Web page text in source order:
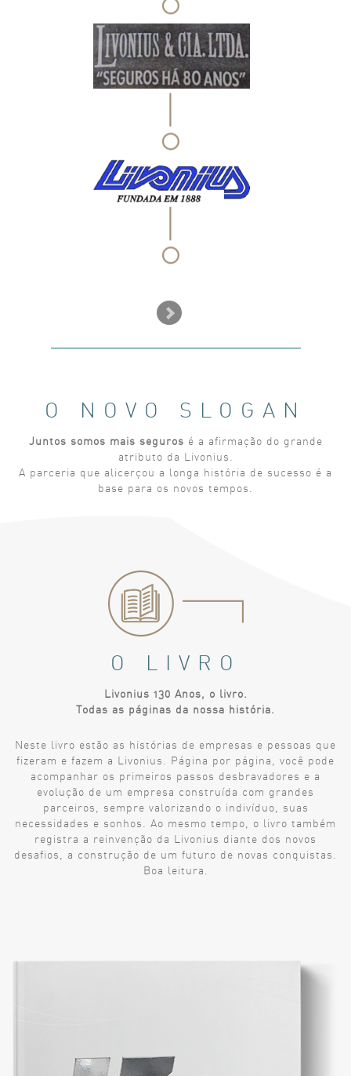
O NOVO SLOGAN
Juntos somos mais seguros é a afirmação do grande
atributo da Livonius.
A parceria que alicerçou a longa história de sucesso é a
base para os novos tempos.
O LIVRO
Livonius 130 Anos, o livro.
Todas as páginas da nossa história.
Neste livro estão as histórias de empresas e pessoas que
fizeram e fazem a Livonius. Página por página, você pode
acompanhar os primeiros passos desbravadores e a
evolução de um empresa construída com grandes
parceiros, sempre valorizando o indivíduo, suas
necessidades e sonhos. Ao mesmo tempo, o livro também
registra a reinvenção da Livonius diante dos novos
desafios, a construção de um futuro de novas conquistas.
Boa leitura.